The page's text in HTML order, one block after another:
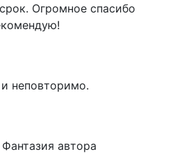
Огромное спасибо
неповторимо.
автора